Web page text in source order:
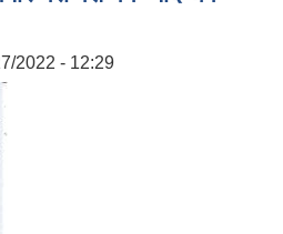
2022 - 12:29